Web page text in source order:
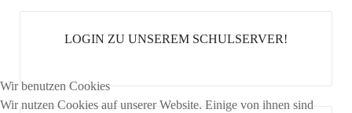
LOGIN ZU UNSEREM SCHULSERVER!
Wir benutzen Cookies
Wir nutzen Cookies auf unserer Website. Einige von ihnen sind